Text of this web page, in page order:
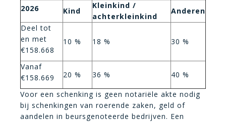
2026 Kind
Kleinkind /
achterkleinkind
Anderen
Deel tot
en met
€158.668
10 % 18 % 30 %
Vanaf
€158.669
20 % 36 % 40 %
Voor een schenking is geen notariële akte nodig
bij schenkingen van roerende zaken, geld of
aandelen in beursgenoteerde bedrijven. Een